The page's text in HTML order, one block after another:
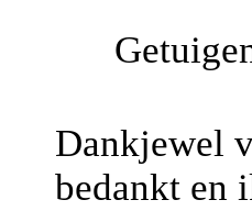
Dankjewel
bedankt en